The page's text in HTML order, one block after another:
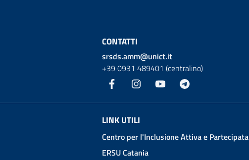
CONTATTI
srsds.amm@unict.it
+39 0931 489401 (centralino)
Facebook InstagramYouTube
LINK UTILI
Centro per l'Inclusione Attiva e Partecipata
ERSU Catania